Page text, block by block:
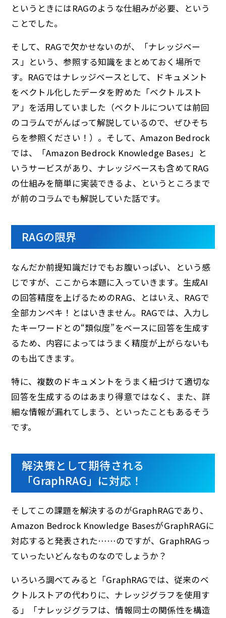
というときにはRAGのような仕組みが必要、という
ことでした。
そして、RAGで欠かせないのが、「ナレッジベー
ス」という、参照する知識をまとめておく場所で
す。RAGではナレッジベースとして、ドキュメント
をベクトル化したデータを貯めた「ベクトルスト
ア」を活用していました（ベクトルについては前回
のコラムでがんばって解説しているので、ぜひそち
らを参照ください！）。そして、Amazon Bedrock
では、「Amazon Bedrock Knowledge Bases」と
いうサービスがあり、ナレッジベースも含めてRAG
の仕組みを簡単に実装できるよ、というところまで
が前のコラムでも解説していた話です。
RAGの限界
なんだか前提知識だけでもお腹いっぱい、という感
じですが、ここから本題に入っていきます。生成AI
の回答精度を上げるためのRAG、とはいえ、RAGで
全部カンペキ！とはいきません。RAGでは、入力し
たキーワードとの“類似度”をベースに回答を生成す
るため、内容によってはうまく精度が上がらないも
のも出てきます。
特に、複数のドキュメントをうまく紐づけて適切な
回答を生成するのはあまり得意ではなく、また、詳
細な情報が漏れてしまう、といったこともあるそう
です。
解決策として期待される
「GraphRAG」に対応！
そしてこの課題を解決するのがGraphRAGであり、
Amazon Bedrock Knowledge BasesがGraphRAGに
対応すると発表された……のですが、GraphRAGっ
ていったいどんなものなのでしょうか？
いろいろ調べてみると「GraphRAGでは、従来のベ
クトルストアの代わりに、ナレッジグラフを使用す
る」「ナレッジグラフは、情報同士の関係性を構造